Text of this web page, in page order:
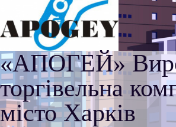
«АПОГЕЙ»
торгівельна
місто Харків